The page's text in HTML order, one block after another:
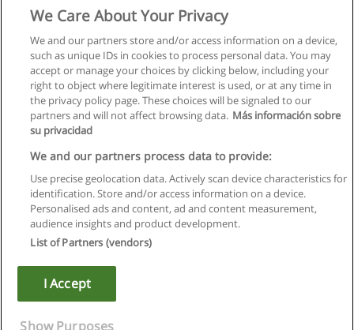
Горничная
Иркутский институт международного туризма
+ информация по E-mail
Правила пользования
Конфиденциальность информации
Напишите Educaedu
Copyright © Educaedu Business S.L. - CIF : B-95610580: -
We Care About Your Privacy
We and our partners store and/or access information on a device,
such as unique IDs in cookies to process personal data. You may
accept or manage your choices by clicking below, including your
right to object where legitimate interest is used, or at any time in
the privacy policy page. These choices will be signaled to our
partners and will not affect browsing data. Más información sobre
su privacidad
We and our partners process data to provide:
Use precise geolocation data. Actively scan device characteristics for
identification. Store and/or access information on a device.
Personalised ads and content, ad and content measurement,
audience insights and product development.
List of Partners (vendors)
I Accept
Show Purposes